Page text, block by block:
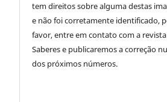
tem direitos sobre alguma destas
e não foi corretamente identificado,
favor, entre em contato com a revista
Saberes e publicaremos a correção
dos próximos números.